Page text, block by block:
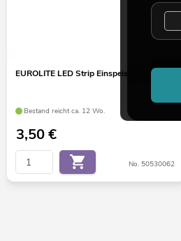
EUROLITE LED Strip Einspeiser 2Pin 8mm
Bestand reicht ca. 12 Wo.
3,50€
No. 50530062